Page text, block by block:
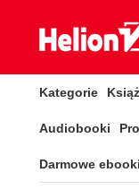
Kategorie
Audiobooki
Darmowe ebooki